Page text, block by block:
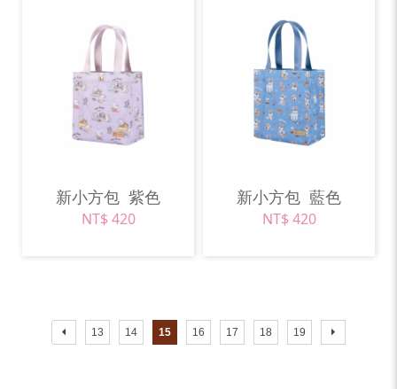
新小方包 紫色
NT$ 420
新小方包 藍色
NT$ 420
13 14 15 16 17 18 19